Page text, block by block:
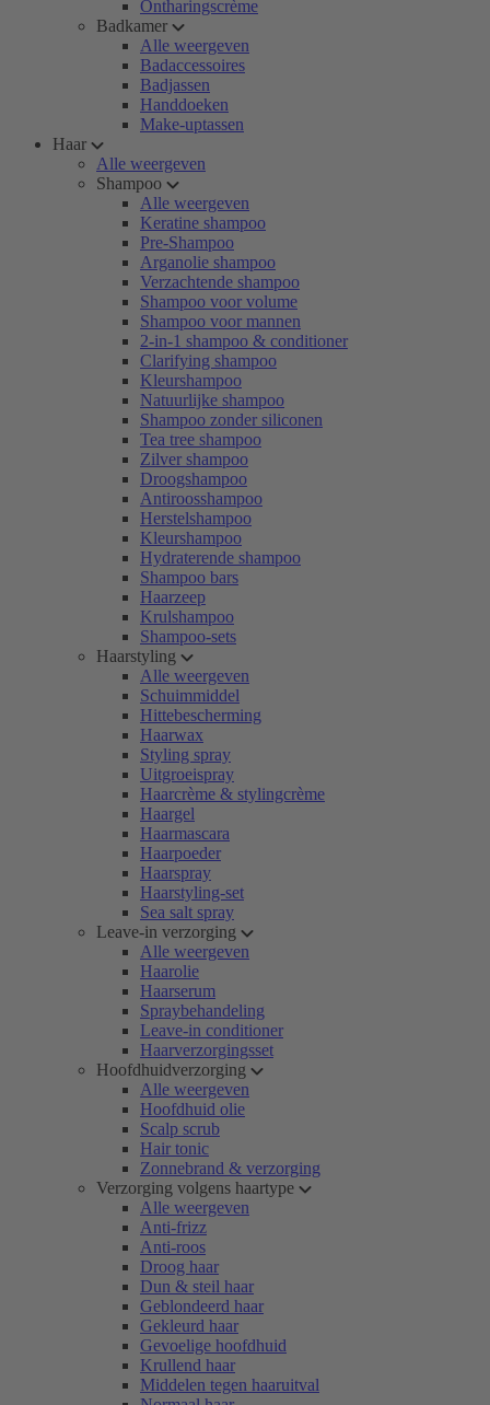
Ontharingscrème
Badkamer
Alle weergeven
Badaccessoires
Badjassen
Handdoeken
Make-uptassen
Haar
Alle weergeven
Shampoo
Alle weergeven
Keratine shampoo
Pre-Shampoo
Arganolie shampoo
Verzachtende shampoo
Shampoo voor volume
Shampoo voor mannen
2-in-1 shampoo & conditioner
Clarifying shampoo
Kleurshampoo
Natuurlijke shampoo
Shampoo zonder siliconen
Tea tree shampoo
Zilver shampoo
Droogshampoo
Antiroosshampoo
Herstelshampoo
Kleurshampoo
Hydraterende shampoo
Shampoo bars
Haarzeep
Krulshampoo
Shampoo-sets
Haarstyling
Alle weergeven
Schuimmiddel
Hittebescherming
Haarwax
Styling spray
Uitgroeispray
Haarcrème & stylingcrème
Haargel
Haarmascara
Haarpoeder
Haarspray
Haarstyling-set
Sea salt spray
Leave-in verzorging
Alle weergeven
Haarolie
Haarserum
Spraybehandeling
Leave-in conditioner
Haarverzorgingsset
Hoofdhuidverzorging
Alle weergeven
Hoofdhuid olie
Scalp scrub
Hair tonic
Zonnebrand & verzorging
Verzorging volgens haartype
Alle weergeven
Anti-frizz
Anti-roos
Droog haar
Dun & steil haar
Geblondeerd haar
Gekleurd haar
Gevoelige hoofdhuid
Krullend haar
Middelen tegen haaruitval